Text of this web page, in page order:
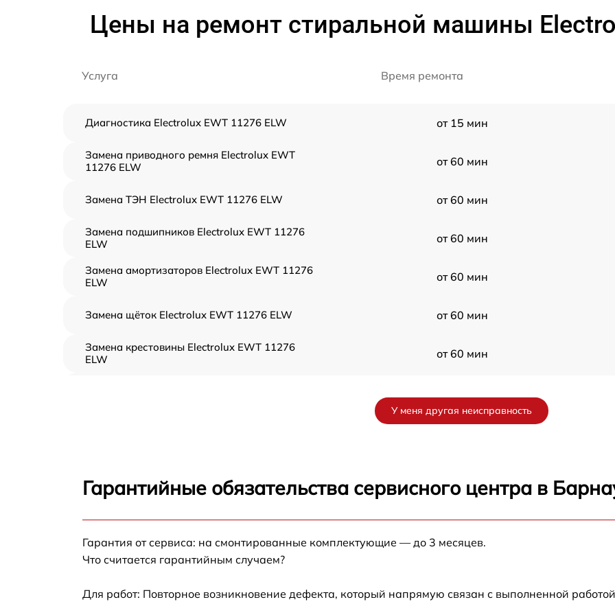
Цены на ремонт стиральной машины
Услуга Время ремонта
Диагностика Electrolux EWT 11276 ELW от 15 мин
Замена приводного ремня Electrolux EWT
11276 ELW
от 60 мин
Замена ТЭН Electrolux EWT 11276 ELW от 60 мин
Замена подшипников Electrolux EWT 11276
ELW
от 60 мин
Замена амортизаторов Electrolux EWT 11276
ELW
от 60 мин
Замена щёток Electrolux EWT 11276 ELW от 60 мин
Замена крестовины Electrolux EWT 11276
ELW
от 60 мин
от 60 мин
11276 ELW
Electrolux EWT 11276 ELW
от 60 мин
Замена УБЛ Electrolux EWT 11276 ELW
Замена циркуляционного насоса Electrolux
EWT 11276 ELW
от 60 мин
У меня другая неисправность
Гарантийные обязательства сервисного центра в
Гарантия от сервиса: на смонтированные комплектующие — до 3 месяцев.
Что считается гарантийным случаем?
Для работ: Повторное возникновение дефекта, который напрямую связан с выполненной